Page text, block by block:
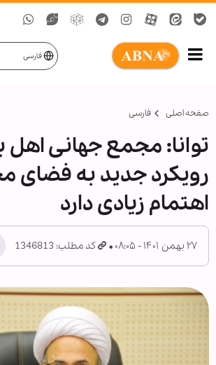
فارسی
صفحه اصلی فارسی
توانا: مجمع جهانی
رویکرد جدید به فضای
اهتمام زیادی دارد
۲۷ بهمن ۱۴۰۱ - ۰۸:۰۵ کد مطلب: 1346813